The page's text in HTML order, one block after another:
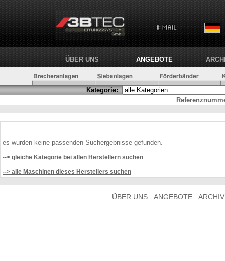
ÜBER UNS ANGEBOTE
Kategorie:
es wurden keine passenden Suchergebnisse gefunden.
--> gleiche Kategorie bei allen Herstellern suchen
--> alle Maschinen dieses Herstellers suchen
ÜBER UNS ANGEBOTE ARCHIV